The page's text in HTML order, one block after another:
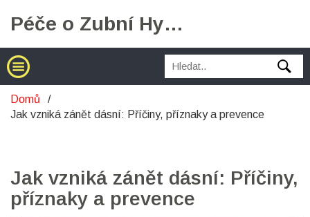
Péče o Zubní Hygienu
Domů
Jak vzniká zánět dásní: Příčiny, příznaky a prevence
Jak vzniká zánět dásní: Příčiny,
příznaky a prevence